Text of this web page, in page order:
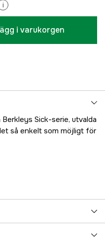
i
i varukorgen
Sick-serie, utvalda
så enkelt som möjligt för
5000052184